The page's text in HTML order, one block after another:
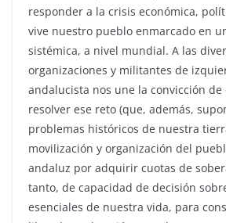
responder a la crisis económica,
vive nuestro pueblo enmarcado en
sistémica, a nivel mundial. A las
organizaciones y militantes de
andalucista nos une la convicción de
resolver ese reto (que, además,
problemas históricos de nuestra
movilización y organización del
andaluz por adquirir cuotas de
tanto, de capacidad de decisión
esenciales de nuestra vida, para